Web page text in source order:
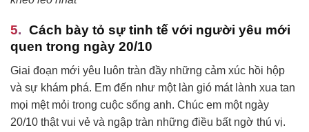
Cách bày tỏ sự tinh tế với người yêu mới
quen trong ngày 20/10
Giai đoạn mới yêu luôn tràn đầy những cảm xúc hồi hộp
và sự khám phá. Em đến như một làn gió mát lành xua tan
mọi mệt mỏi trong cuộc sống anh. Chúc em một ngày
20/10 thật vui vẻ và ngập tràn những điều bất ngờ thú vị.